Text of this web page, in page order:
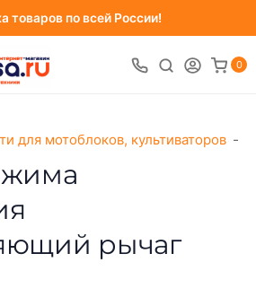
товаров по всей России!
0
для мотоблоков, культиваторов
рычаг